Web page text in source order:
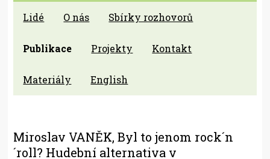
Lidé O nás Sbírky rozhovorů
Publikace Projekty Kontakt
Materiály English
Miroslav VANĚK, Byl to jenom rock´n
´roll? Hudební alternativa v